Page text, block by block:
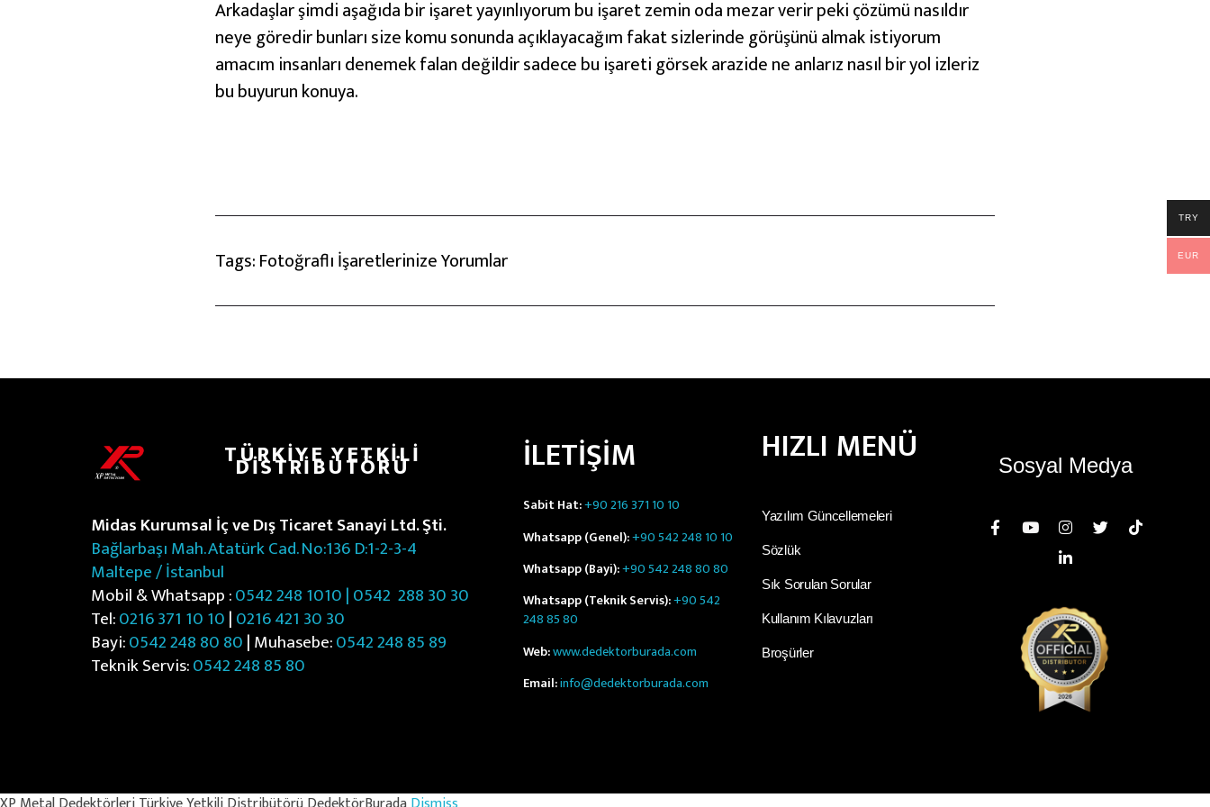
e
n
v
e
a
e
i
ö
m
Arkadaşlar şimdi aşağıda bir işaret yayınlıyorum bu işaret zemin oda mezar verir peki çözümü nasıldır
neye göredir bunları size komu sonunda açıklayacağım fakat sizlerinde görüşünü almak istiyorum
amacım insanları denemek falan değildir sadece bu işareti görsek arazide ne anlarız nasıl bir yol izleriz
bu buyurun konuya.
Tags:Fotoğraflı İşaretlerinize Yorumlar
TÜRKIYE YETKILI
DISTRIBÜTÖRÜ
Midas Kurumsal İç ve Dış Ticaret Sanayi Ltd. Şti.
Bağlarbaşı Mah. Atatürk Cad. No:136 D:1-2-3-4
Maltepe / İstanbul
Mobil & Whatsapp :0542 248 1010 | 0542 288 30 30
Tel:0216 371 10 10|0216 421 30 30
Bayi:0542 248 80 80| Muhasebe:0542 248 85 89
Teknik Servis:0542 248 85 80
İLETİŞİM
Sabit Hat:+90 216 371 10 10
Whatsapp (Genel):+90 542 248 10 10
Whatsapp (Bayi):+90 542 248 80 80
Whatsapp (Teknik Servis):+90 542
248 85 80
Web:www.dedektorburada.com
Email:info@dedektorburada.com
HIZLI MENÜ
Yazılım Güncellemeleri
Sözlük
Sık Sorulan Sorular
Kullanım Kılavuzları
Broşürler
Sosyal Medya
TRY
EUR